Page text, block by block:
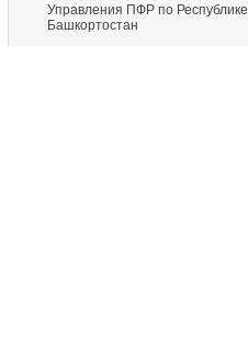
Управления ПФР по Республике
Башкортостан